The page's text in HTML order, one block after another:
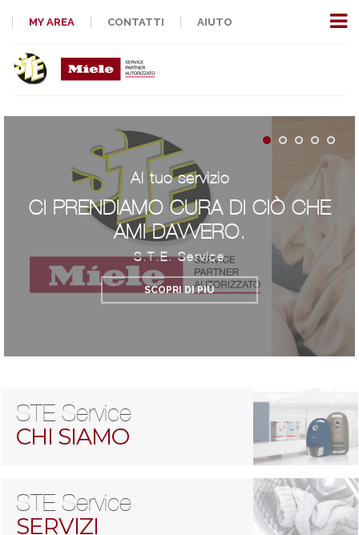
MY AREA CONTATTI AIUTO
Al tuo servizio
CI PRENDIAMO CURA DI CIÒ CHE
AMI DAVVERO.
S.T.E. Service
SCOPRI DI PIÙ
STE Service
CHI SIAMO
STE Service
SERVIZI